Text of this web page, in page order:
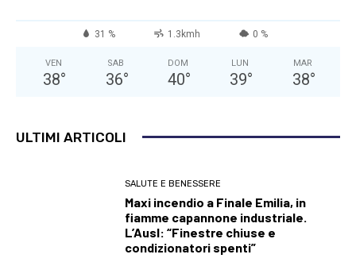
31 % 1.3kmh 0 %
VEN
38°
SAB
36°
DOM
40°
LUN
39°
MAR
38°
ULTIMI ARTICOLI
SALUTE E BENESSERE
Maxi incendio a Finale Emilia, in
fiamme capannone industriale.
L’Ausl: “Finestre chiuse e
condizionatori spenti”